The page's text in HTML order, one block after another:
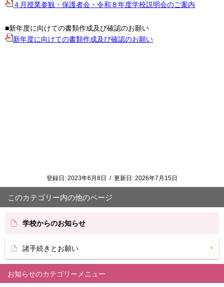
お知らせ
４月授業参観・保護者会・令和８年度学校説明会のご案内
■新年度に向けての書類作成及び確認のお願い
新年度に向けての書類作成及び確認のお願い
登録日: 2023年6月8日 / 更新日: 2026年7月15日
このカテゴリー内の他のページ
学校からのお知らせ
諸手続きとお願い